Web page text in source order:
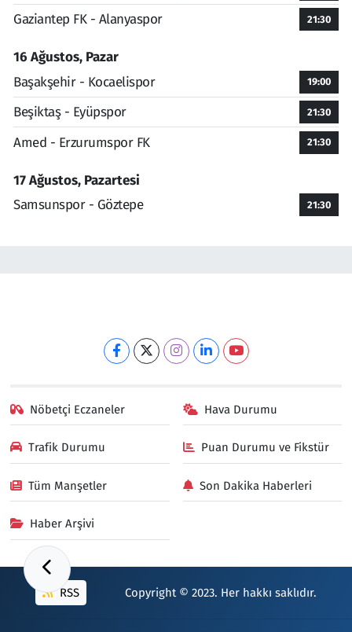
Gaziantep FK - Alanyaspor 21:30
16 Ağustos, Pazar
Başakşehir - Kocaelispor
19:00
Beşiktaş - Eyüpspor 21:30
Amed - Erzurumspor FK 21:30
17 Ağustos, Pazartesi
Samsunspor - Göztepe
21:30
Nöbetçi Eczaneler Hava Durumu
Trafik Durumu Puan Durumu ve Fikstür
Tüm Manşetler Son Dakika Haberleri
Haber Arşivi
RSS Copyright © 2023. Her hakkı saklıdır.